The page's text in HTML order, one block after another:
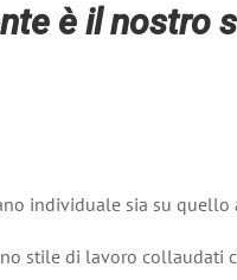
è il nostro
individuale sia su quello
stile di lavoro collaudati